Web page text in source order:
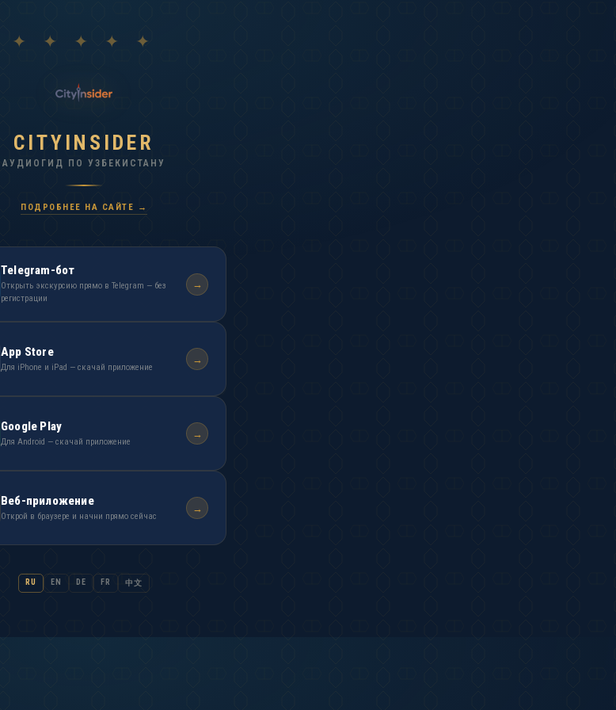
✦ ✦ ✦ ✦ ✦
CITYINSIDER
АУДИОГИД ПО УЗБЕКИСТАНУ
ПОДРОБНЕЕ НА САЙТЕ →
Telegram-бот
Открыть экскурсию прямо в Telegram — без
регистрации
→
App Store
Для iPhone и iPad — скачай приложение
→
Google Play
Для Android — скачай приложение
→
Веб-приложение
Открой в браузере и начни прямо сейчас
→
RU EN DE FR 中文